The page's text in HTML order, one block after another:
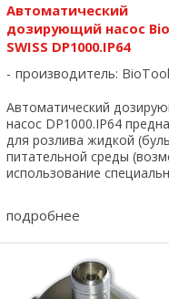
Автоматический
дозирующий насос
SWISS DP1000.IP64
производитель:
Автоматический
насос DP1000.IP64
для розлива жидкой
питательной среды
использование
дозирования составляет
9999,9 мл. - точность ...
подробнее